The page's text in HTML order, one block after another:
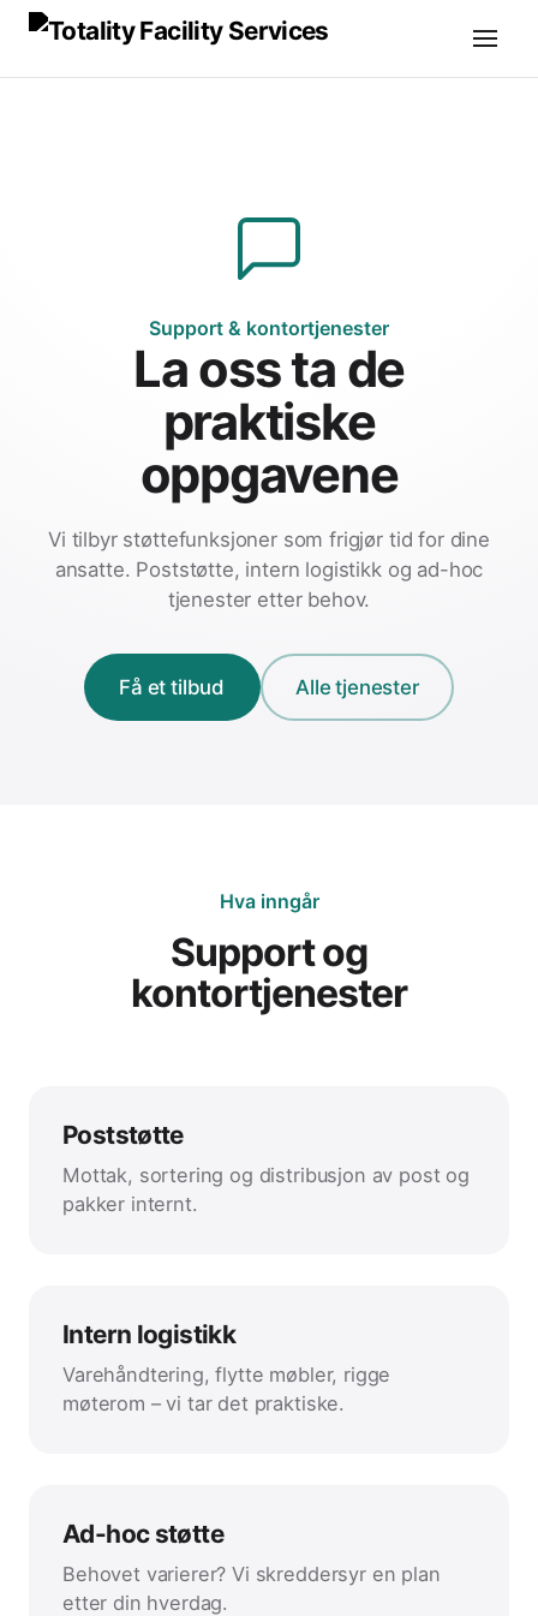
Support & kontortjenester
La oss ta de
praktiske
oppgavene
Vi tilbyr støttefunksjoner som frigjør tid for dine
ansatte. Poststøtte, intern logistikk og ad-hoc
tjenester etter behov.
Få et tilbud Alle tjenester
Hva inngår
Support og
kontortjenester
Poststøtte
Mottak, sortering og distribusjon av post og
pakker internt.
Intern logistikk
Varehåndtering, flytte møbler, rigge
møterom – vi tar det praktiske.
Ad-hoc støtte
Behovet varierer? Vi skreddersyr en plan
etter din hverdag.